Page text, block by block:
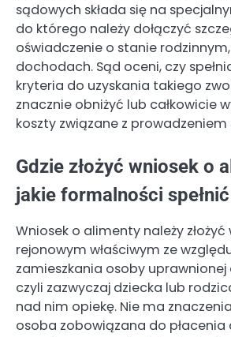
sądowych składa się na
do którego należy dołączyć
oświadczenie o stanie
dochodach. Sąd oceni, czy
kryteria do uzyskania takiego
znacznie obniżyć lub całkowicie
koszty związane z prowadzeniem
Gdzie złożyć wniosek o
jakie formalności spełnić
Wniosek o alimenty należy złożyć
rejonowym właściwym ze
zamieszkania osoby
czyli zazwyczaj dziecka lub
nad nim opiekę. Nie ma
osoba zobowiązana do płacenia